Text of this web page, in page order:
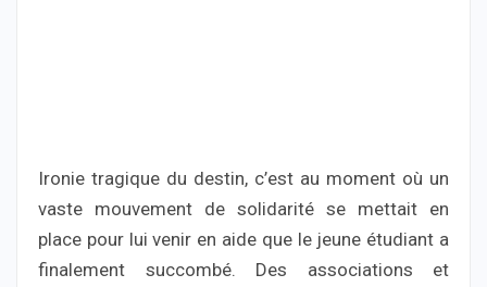
Ironie tragique du destin, c’est au moment où un
vaste mouvement de solidarité se mettait en
place pour lui venir en aide que le jeune étudiant a
finalement succombé. Des associations et